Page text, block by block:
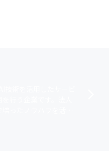
りと社内にあること、ま